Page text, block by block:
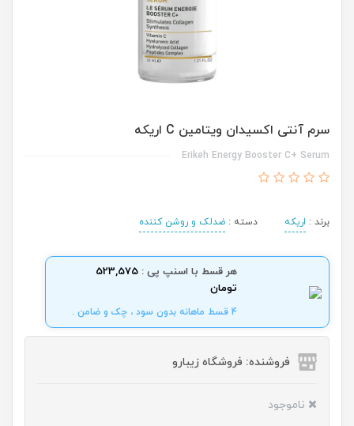
سرم آنتی اکسیدان ویتامین C اریکه
Erikeh Energy Booster C+ Serum
برند : اریکه دسته : ضدلک و روشن کننده
هر قسط با اسنپ پی : 523,575
تومان
4 قسط ماهانه بدون سود ، چک و ضامن .
فروشنده: فروشگاه زیبارو
ناموجود